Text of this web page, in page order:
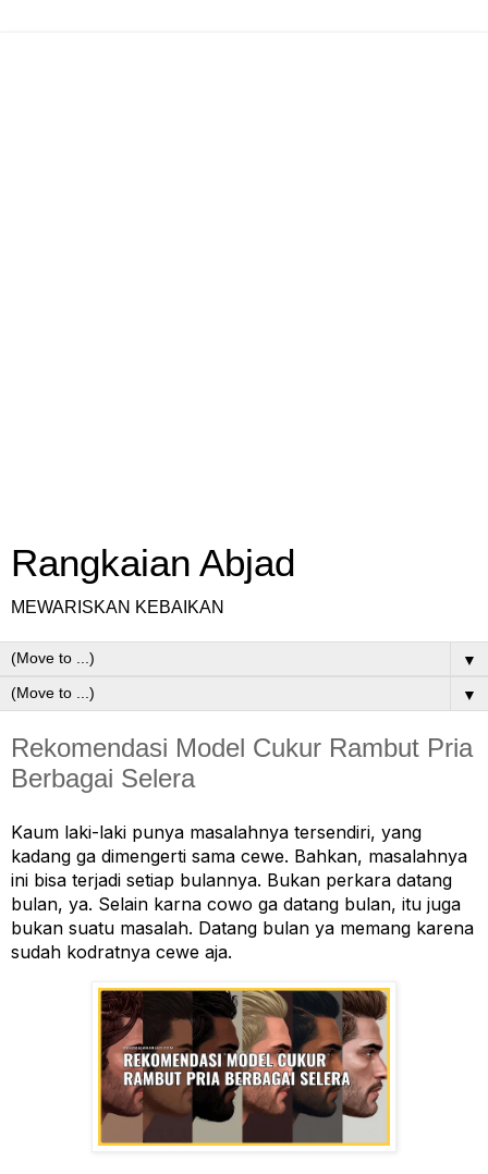
Rangkaian Abjad
MEWARISKAN KEBAIKAN
▼
▼
Rekomendasi Model Cukur Rambut Pria
Berbagai Selera
Kaum laki-laki punya masalahnya tersendiri, yang
kadang ga dimengerti sama cewe. Bahkan, masalahnya
ini bisa terjadi setiap bulannya. Bukan perkara datang
bulan, ya. Selain karna cowo ga datang bulan, itu juga
bukan suatu masalah. Datang bulan ya memang karena
sudah kodratnya cewe aja.